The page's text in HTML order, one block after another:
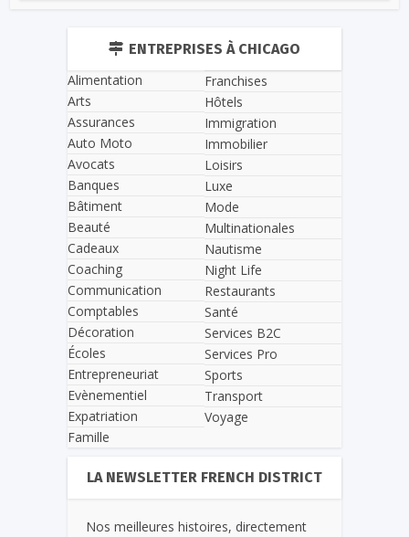
ENTREPRISES À CHICAGO
Alimentation
Arts
Assurances
Auto Moto
Avocats
Banques
Bâtiment
Beauté
Cadeaux
Coaching
Communication
Comptables
Décoration
Écoles
Entrepreneuriat
Evènementiel
Expatriation
Famille
Franchises
Hôtels
Immigration
Immobilier
Loisirs
Luxe
Mode
Multinationales
Nautisme
Night Life
Restaurants
Santé
Services B2C
Services Pro
Sports
Transport
Voyage
LA NEWSLETTER FRENCH DISTRICT
Nos meilleures histoires, directement